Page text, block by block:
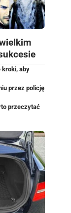
kroki, aby
przez policję
przeczytać